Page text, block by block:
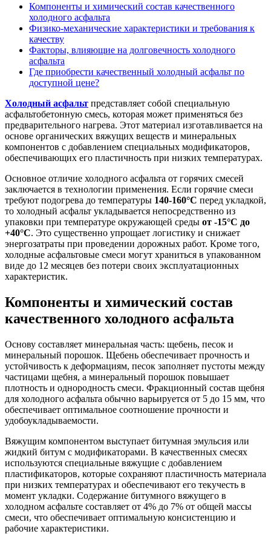
Компоненты и химический состав качественного
холодного асфальта
Физико-механические характеристики и требования к
качеству
Факторы, влияющие на долговечность холодного
асфальта
Где приобрести качественный холодный асфальт по
доступной цене?
Холодный асфальт представляет собой специальную
асфальтобетонную смесь, которая может применяться без
предварительного нагрева. Этот материал изготавливается на
основе органических вяжущих веществ и минеральных
компонентов с добавлением специальных модификаторов,
обеспечивающих его пластичность при низких температурах.
Основное отличие холодного асфальта от горячих смесей
заключается в технологии применения. Если горячие смеси
требуют подогрева до температуры 140-160°C перед укладкой,
то холодный асфальт укладывается непосредственно из
упаковки при температуре окружающей среды от -15°C до
+40°C. Это существенно упрощает логистику и снижает
энергозатраты при проведении дорожных работ. Кроме того,
холодные асфальтовые смеси могут храниться в упакованном
виде до 12 месяцев без потери своих эксплуатационных
характеристик.
Компоненты и химический состав
качественного холодного асфальта
Основу составляет минеральная часть: щебень, песок и
минеральный порошок. Щебень обеспечивает прочность и
устойчивость к деформациям, песок заполняет пустоты между
частицами щебня, а минеральный порошок повышает
плотность и однородность смеси. Фракционный состав щебня
для холодного асфальта обычно варьируется от 5 до 15 мм, что
обеспечивает оптимальное соотношение прочности и
удобоукладываемости.
Вяжущим компонентом выступает битумная эмульсия или
жидкий битум с модификаторами. В качественных смесях
используются специальные вяжущие с добавлением
пластификаторов, которые сохраняют пластичность материала
при низких температурах и обеспечивают его текучесть в
момент укладки. Содержание битумного вяжущего в
холодном асфальте составляет от 4% до 7% от общей массы
смеси, что обеспечивает оптимальную консистенцию и
рабочие характеристики.